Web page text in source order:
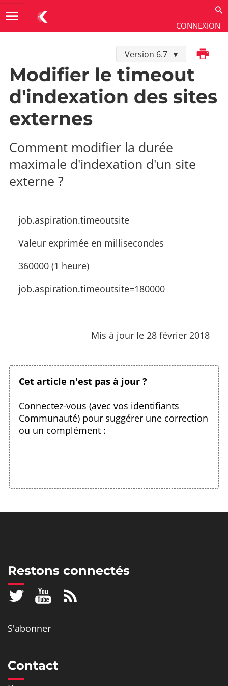
CONNEXION
menu
Version 6.7Imprimer
Personnalisation
Modification de propriétés
Modifier le timeout
d'indexation des sites
externes
Comment modifier la durée
maximale d'indexation d'un site
externe ?
job.aspiration.timeoutsite
Valeur exprimée en millisecondes
360000 (1 heure)
job.aspiration.timeoutsite=180000
Mis à jour le 28 février 2018
Cet article n'est pas à jour ?
Connectez-vous (avec vos identifiants
Communauté) pour suggérer une correction
ou un complément :
Restons connectés
S'abonner
Contact